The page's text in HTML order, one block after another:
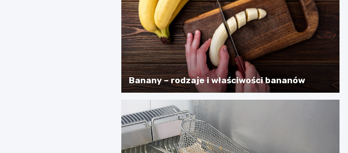
Banany – rodzaje i właściwości bananów